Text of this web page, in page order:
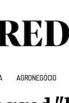
AGRONEGÓCIO